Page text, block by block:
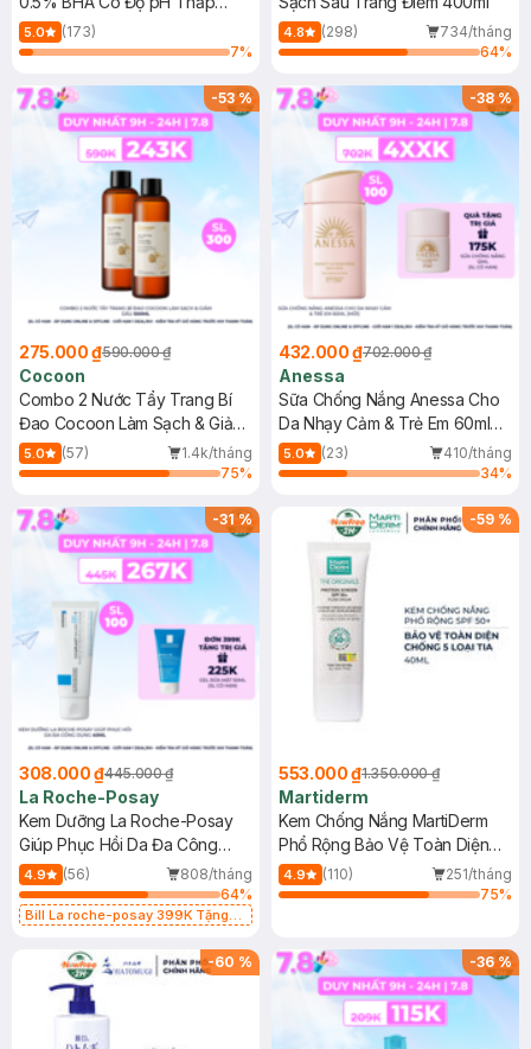
150ml
5.0
(173)
7%
4.8 (298)
734/tháng
64%
-53%
275.000 ₫590.000 ₫
Cocoon
Combo 2 Nước Tẩy Trang Bí
Đao Cocoon Làm Sạch & Giảm
Dầu 500ml
5.0 (57)
1.4k/tháng
75%
-38%
432.000 ₫702.000 ₫
Anessa
Sữa Chống Nắng Anessa Cho
Da Nhạy Cảm & Trẻ Em 60ml
(Mới)
5.0 (23)
410/tháng
34%
-31%
308.000 ₫445.000 ₫
La Roche-Posay
Kem Dưỡng La Roche-Posay
Giúp Phục Hồi Da Đa Công
Dụng 40ml
4.9 (56)
808/tháng
64%
Bill La roche-posay 399K Tặng
(SL có hạn)
-59 %
553.000 ₫1.350.000 ₫
Martiderm
Kem Chống Nắng MartiDerm
Phổ Rộng Bảo Vệ Toàn Diện
40ml
4.9 (110)
251/tháng
75%
-60 % -36%